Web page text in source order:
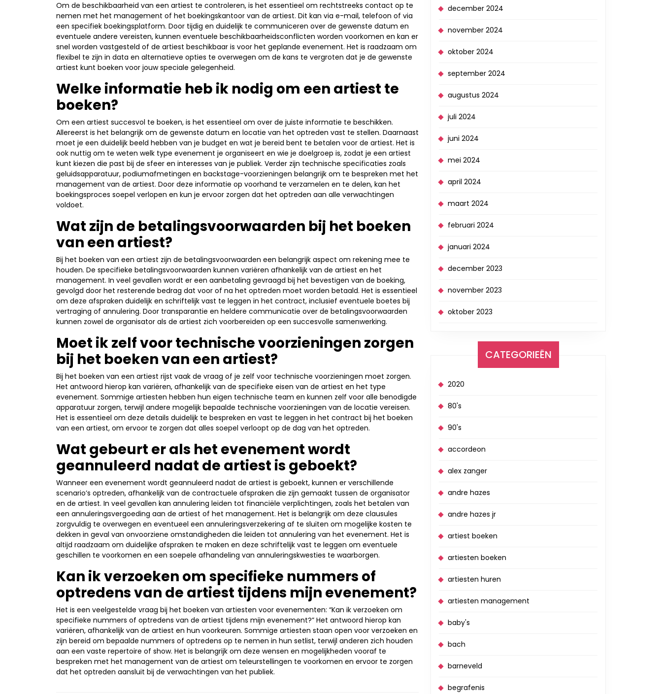
Om de beschikbaarheid van een artiest te controleren, is het essentieel om rechtstreeks contact op te
nemen met het management of het boekingskantoor van de artiest. Dit kan via e-mail, telefoon of via
een specifiek boekingsplatform. Door tijdig en duidelijk te communiceren over de gewenste datum en
eventuele andere vereisten, kunnen eventuele beschikbaarheidsconflicten worden voorkomen en kan er
snel worden vastgesteld of de artiest beschikbaar is voor het geplande evenement. Het is raadzaam om
flexibel te zijn in data en alternatieve opties te overwegen om de kans te vergroten dat je de gewenste
artiest kunt boeken voor jouw speciale gelegenheid.
Welke informatie heb ik nodig om een artiest te
boeken?
Om een artiest succesvol te boeken, is het essentieel om over de juiste informatie te beschikken.
Allereerst is het belangrijk om de gewenste datum en locatie van het optreden vast te stellen. Daarnaast
moet je een duidelijk beeld hebben van je budget en wat je bereid bent te betalen voor de artiest. Het is
ook nuttig om te weten welk type evenement je organiseert en wie je doelgroep is, zodat je een artiest
kunt kiezen die past bij de sfeer en interesses van je publiek. Verder zijn technische specificaties zoals
geluidsapparatuur, podiumafmetingen en backstage-voorzieningen belangrijk om te bespreken met het
management van de artiest. Door deze informatie op voorhand te verzamelen en te delen, kan het
boekingsproces soepel verlopen en kun je ervoor zorgen dat het optreden aan alle verwachtingen
voldoet.
Wat zijn de betalingsvoorwaarden bij het boeken
van een artiest?
Bij het boeken van een artiest zijn de betalingsvoorwaarden een belangrijk aspect om rekening mee te
houden. De specifieke betalingsvoorwaarden kunnen variëren afhankelijk van de artiest en het
management. In veel gevallen wordt er een aanbetaling gevraagd bij het bevestigen van de boeking,
gevolgd door het resterende bedrag dat voor of na het optreden moet worden betaald. Het is essentieel
om deze afspraken duidelijk en schriftelijk vast te leggen in het contract, inclusief eventuele boetes bij
vertraging of annulering. Door transparantie en heldere communicatie over de betalingsvoorwaarden
kunnen zowel de organisator als de artiest zich voorbereiden op een succesvolle samenwerking.
Moet ik zelf voor technische voorzieningen zorgen
bij het boeken van een artiest?
Bij het boeken van een artiest rijst vaak de vraag of je zelf voor technische voorzieningen moet zorgen.
Het antwoord hierop kan variëren, afhankelijk van de specifieke eisen van de artiest en het type
evenement. Sommige artiesten hebben hun eigen technische team en kunnen zelf voor alle benodigde
apparatuur zorgen, terwijl andere mogelijk bepaalde technische voorzieningen van de locatie vereisen.
Het is essentieel om deze details duidelijk te bespreken en vast te leggen in het contract bij het boeken
van een artiest, om ervoor te zorgen dat alles soepel verloopt op de dag van het optreden.
Wat gebeurt er als het evenement wordt
geannuleerd nadat de artiest is geboekt?
Wanneer een evenement wordt geannuleerd nadat de artiest is geboekt, kunnen er verschillende
scenario’s optreden, afhankelijk van de contractuele afspraken die zijn gemaakt tussen de organisator
en de artiest. In veel gevallen kan annulering leiden tot financiële verplichtingen, zoals het betalen van
een annuleringsvergoeding aan de artiest of het management. Het is belangrijk om deze clausules
zorgvuldig te overwegen en eventueel een annuleringsverzekering af te sluiten om mogelijke kosten te
dekken in geval van onvoorziene omstandigheden die leiden tot annulering van het evenement. Het is
altijd raadzaam om duidelijke afspraken te maken en deze schriftelijk vast te leggen om eventuele
geschillen te voorkomen en een soepele afhandeling van annuleringskwesties te waarborgen.
Kan ik verzoeken om specifieke nummers of
optredens van de artiest tijdens mijn evenement?
Het is een veelgestelde vraag bij het boeken van artiesten voor evenementen: “Kan ik verzoeken om
specifieke nummers of optredens van de artiest tijdens mijn evenement?” Het antwoord hierop kan
variëren, afhankelijk van de artiest en hun voorkeuren. Sommige artiesten staan open voor verzoeken en
zijn bereid om bepaalde nummers of optredens op te nemen in hun setlist, terwijl anderen zich houden
aan een vaste repertoire of show. Het is belangrijk om deze wensen en mogelijkheden vooraf te
bespreken met het management van de artiest om teleurstellingen te voorkomen en ervoor te zorgen
dat het optreden aansluit bij de verwachtingen van het publiek.
december 2024
november 2024
oktober 2024
september 2024
augustus 2024
juli 2024
juni 2024
mei 2024
april 2024
maart 2024
februari 2024
januari 2024
december 2023
november 2023
oktober 2023
CATEGORIEËN
2020
80's
90's
accordeon
alex zanger
andre hazes
andre hazes jr
artiest boeken
artiesten boeken
artiesten huren
artiesten management
baby's
bach
barneveld
begrafenis